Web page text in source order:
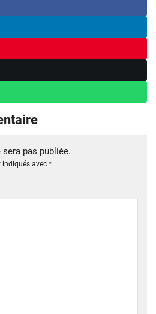
pas publiée.
indiqués avec *